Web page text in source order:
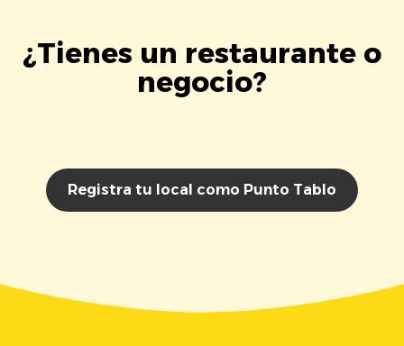
¿Tienes un restaurante o
negocio?
Registra tu local como Punto Tablo